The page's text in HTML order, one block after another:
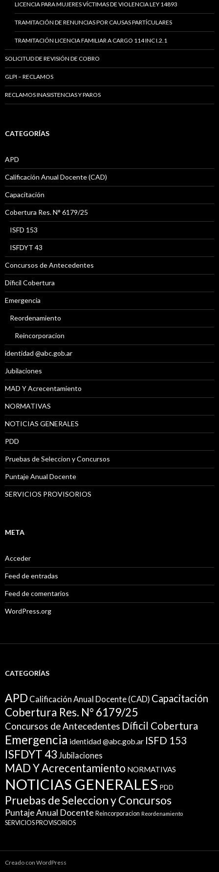
LICENCIA PARA MUJERES VÍCTIMAS DE VIOLENCIA LEY 14893
TRAMITACIÓN DE RENUNCIAS POR CAUSAS PARTÍCULARES
TRAMITACIÓN LICENCIA FAMILIAR A CARGO 114 INC I.2.1
SOLICITUD DE REVISIÓN DE COBRO
GLPI – RECLAMOS
RECLAMOS INASISTENCIAS Y PAROS
CATEGORÍAS
APD
Calificación Anual Docente (CAD)
Capacitación
Cobertura Res. N° 6179/25
ISFD 153
ISFDYT 43
Concursos de Antecedentes
Díficil Cobertura
Emergencia
Reordenamiento
Reincorporacion
identidad @abc.gob.ar
Jubilaciones
MAD Y Acrecentamiento
NORMATIVAS
NOTICIAS GENERALES
PDD
Pruebas de Seleccion y Concursos
Puntaje Anual Docente
SERVICIOS PROVISORIOS
META
Acceder
Feed de entradas
Feed de comentarios
WordPress.org
CATEGORÍAS
APD Calificación Anual Docente (CAD) Capacitación
Cobertura Res. N° 6179/25
Concursos de Antecedentes Díficil Cobertura
Emergencia identidad @abc.gob.ar ISFD 153
ISFDYT 43 Jubilaciones
MAD Y Acrecentamiento NORMATIVAS
NOTICIAS GENERALES PDD
Pruebas de Seleccion y Concursos
Puntaje Anual Docente Reincorporacion Reordenamiento
SERVICIOS PROVISORIOS
Creado con WordPress